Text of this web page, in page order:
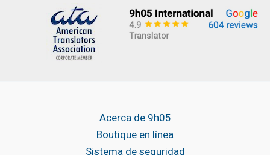
Acerca de 9h05
Boutique en línea
Sistema de seguridad